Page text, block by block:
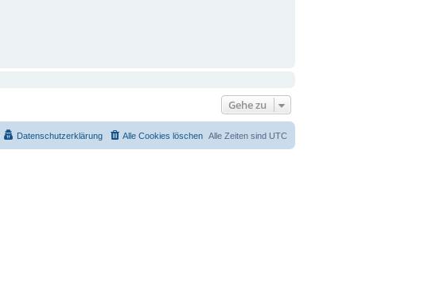
Gehe zu
Alle Zeiten sind UTC
Alle Cookies löschen
Datenschutzerklärung